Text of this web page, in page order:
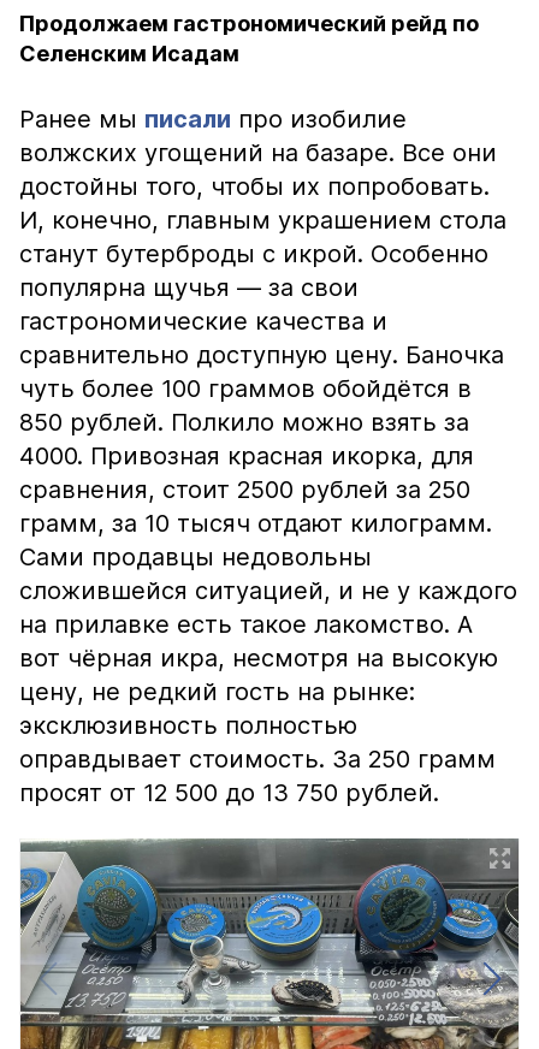
Продолжаем гастрономический рейд по
Селенским Исадам
Ранее мы писали про изобилие
волжских угощений на базаре. Все они
достойны того, чтобы их попробовать.
И, конечно, главным украшением стола
станут бутерброды с икрой. Особенно
популярна щучья — за свои
гастрономические качества и
сравнительно доступную цену. Баночка
чуть более 100 граммов обойдётся в
850 рублей. Полкило можно взять за
4000. Привозная красная икорка, для
сравнения, стоит 2500 рублей за 250
грамм, за 10 тысяч отдают килограмм.
Сами продавцы недовольны
сложившейся ситуацией, и не у каждого
на прилавке есть такое лакомство. А
вот чёрная икра, несмотря на высокую
цену, не редкий гость на рынке:
эксклюзивность полностью
оправдывает стоимость. За 250 грамм
просят от 12 500 до 13 750 рублей.